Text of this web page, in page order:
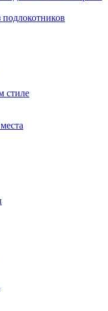
подлокотников
стиле